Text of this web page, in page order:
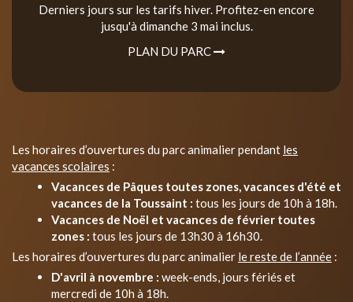
Derniers jours sur les tarifs hiver. Profitez-en encore
jusqu'à dimanche 3 mai inclus.
PLAN DU PARC
Les horaires d’ouvertures du parc animalier pendant les
vacances scolaires :
Vacances de Pâques toutes zones, vacances d'été et
vacances de la Toussaint : tous les jours de 10h à 18h.
Vacances de Noël et vacances de février toutes
zones : tous les jours de 13h30 à 16h30.
Les horaires d’ouvertures du parc animalier le reste de l’année :
D'avril à novembre : week-ends, jours fériés et
mercredi de 10h à 18h.